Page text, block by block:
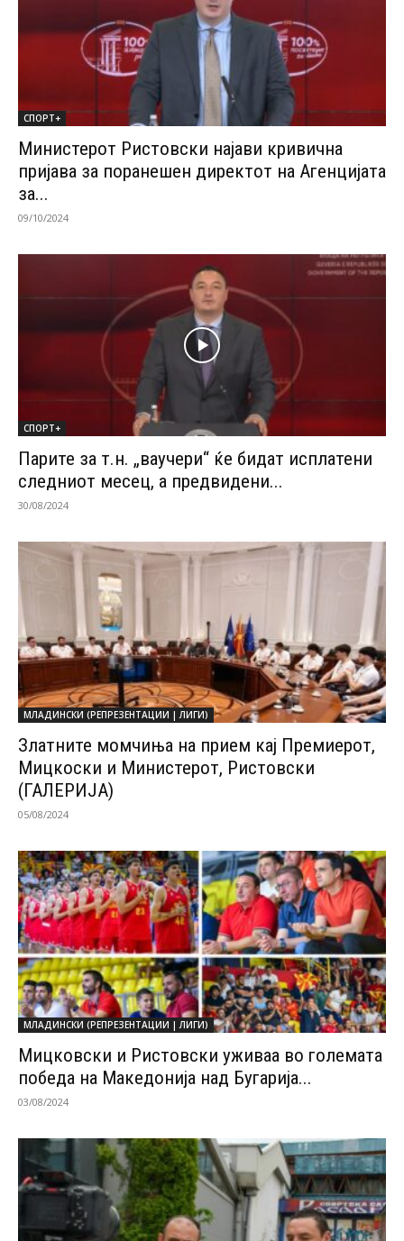
СПОРТ+
Министерот Ристовски најави кривична
пријава за поранешен директот на Агенцијата
за...
09/10/2024
СПОРТ+
Парите за т.н. „ваучери“ ќе бидат исплатени
следниот месец, а предвидени...
30/08/2024
МЛАДИНСКИ (РЕПРЕЗЕНТАЦИИ | ЛИГИ)
Златните момчиња на прием кај Премиерот,
Мицкоски и Министерот, Ристовски
(ГАЛЕРИЈА)
05/08/2024
МЛАДИНСКИ (РЕПРЕЗЕНТАЦИИ | ЛИГИ)
Мицковски и Ристовски уживаа во големата
победа на Македонија над Бугарија...
03/08/2024